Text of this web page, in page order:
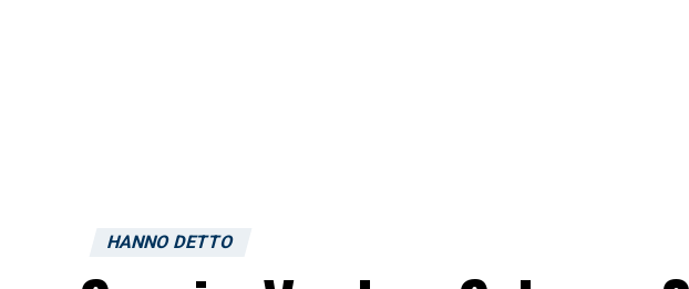
HANNO DETTO